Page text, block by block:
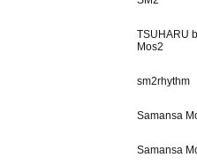
TSUHARU
Mos2
sm2rhythm
Samansa
Samansa